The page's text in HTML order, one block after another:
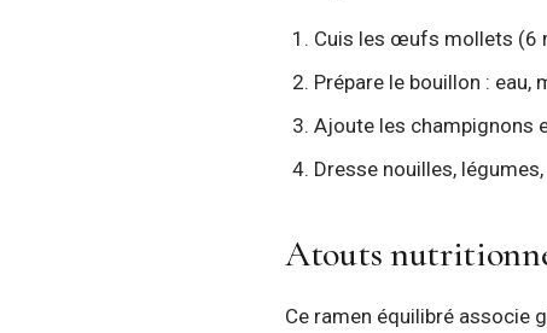
Cuis les œufs mollets (6
Prépare le bouillon :
Ajoute les champignons
Dresse nouilles,
Atouts
Ce ramen équilibré associe